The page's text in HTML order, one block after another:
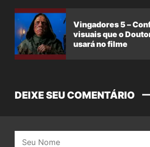
Vingadores 5 –
visuais que o
usará no filme
DEIXE SEU COMENTÁRIO